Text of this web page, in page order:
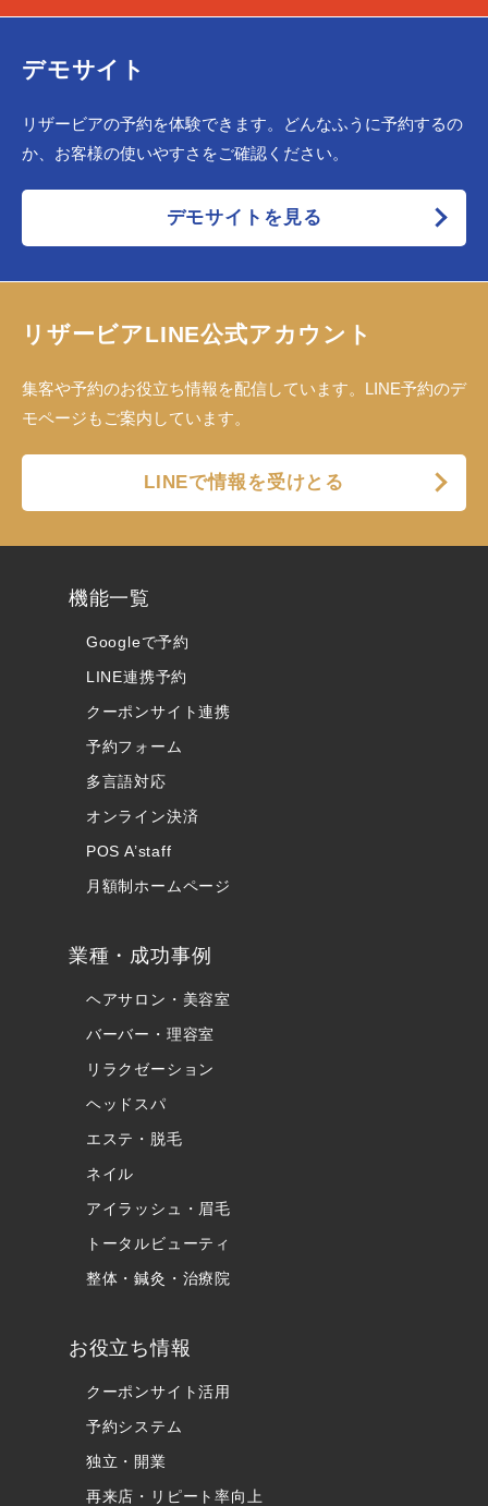
デモサイト
リザービアの予約を体験できます。どんなふうに予約するの
か、お客様の使いやすさをご確認ください。
デモサイトを見る
リザービアLINE公式アカウント
集客や予約のお役立ち情報を配信しています。LINE予約のデ
モページもご案内しています。
LINEで情報を受けとる
機能一覧
Googleで予約
LINE連携予約
クーポンサイト連携
予約フォーム
多言語対応
オンライン決済
POS A’staff
月額制ホームページ
業種・成功事例
ヘアサロン・美容室
バーバー・理容室
リラクゼーション
ヘッドスパ
エステ・脱毛
ネイル
アイラッシュ・眉毛
トータルビューティ
整体・鍼灸・治療院
お役立ち情報
クーポンサイト活用
予約システム
独立・開業
再来店・リピート率向上